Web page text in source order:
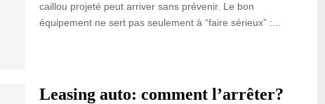
caillou projeté peut arriver sans prévenir. Le bon
équipement ne sert pas seulement à “faire sérieux” :...
Leasing auto: comment l’arrêter?